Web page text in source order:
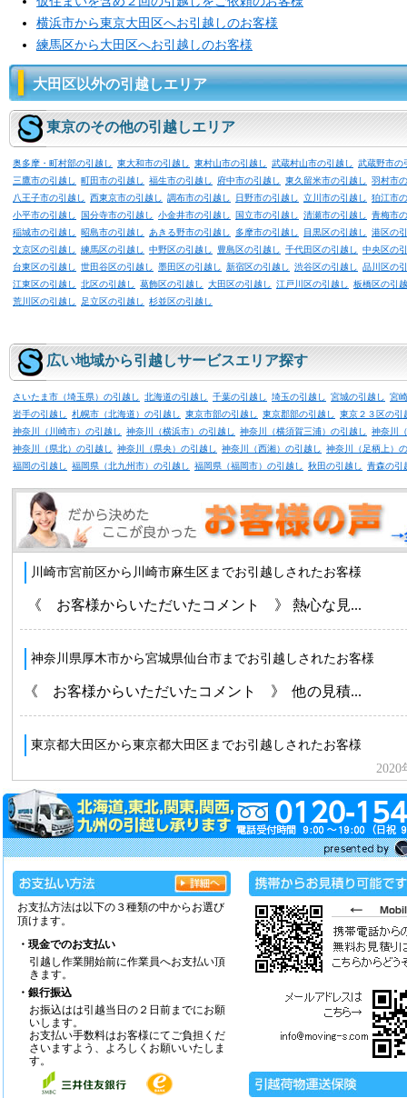
横浜市から東京大田区へお引越しのお客様
練馬区から大田区へお引越しのお客様
大田区以外の引越しエリア
東京のその他の引越しエリア
奥多摩・町村部の引越し 東大和市の引越し 東村山市の引越し 武蔵村山市の引越し
武蔵野市の
三鷹市の引越し
町田市の引越し 福生市の引越し 府中市の引越し 東久留米市の引越し
羽村市
八王子市の引越し
西東京市の引越し 調布市の引越し 日野市の引越し 立川市の引越し
狛江市
小平市の引越し
国分寺市の引越し 小金井市の引越し 国立市の引越し 清瀬市の引越し
青梅市
稲城市の引越し
昭島市の引越し あきる野市の引越し 多摩市の引越し 目黒区の引越し
港区の
文京区の引越し
練馬区の引越し 中野区の引越し 豊島区の引越し 千代田区の引越し
中央区の
台東区の引越し
世田谷区の引越し 墨田区の引越し 新宿区の引越し 渋谷区の引越し
品川区の
江東区の引越し
北区の引越し 葛飾区の引越し 大田区の引越し 江戸川区の引越し
板橋区の引
荒川区の引越し
足立区の引越し 杉並区の引越し
広い地域から引越しサービスエリア探す
さいたま市（埼玉県）の引越し 北海道の引越し 千葉の引越し 埼玉の引越し 宮城の引越し
宮
岩手の引越し
札幌市（北海道）の引越し 東京市部の引越し 東京郡部の引越し
東京２３区の引
神奈川（川崎市）の引越し
神奈川（横浜市）の引越し 神奈川（横須賀三浦）の引越し
神奈川
神奈川（県北）の引越し
神奈川（県央）の引越し 神奈川（西湘）の引越し
神奈川（足柄上）
福岡の引越し
福岡県（北九州市）の引越し 福岡県（福岡市）の引越し 秋田の引越し 青森の引
お支払方法は以下の３種類の中からお選び
頂けます。
・現金でのお支払い
引越し作業開始前に作業員へお支払い頂
きます。
・銀行振込
お振込はは引越当日の２日前までにお願
いします。
お支払い手数料はお客様にてご負担くだ
さいますよう、よろしくお願いいたしま
す。